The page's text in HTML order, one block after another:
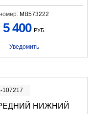
MB573222
5 400 РУБ.
Уведомить
107217
НИЖНИЙ